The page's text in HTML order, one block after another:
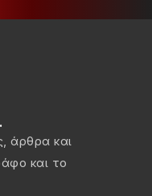
άρθρα και
και το